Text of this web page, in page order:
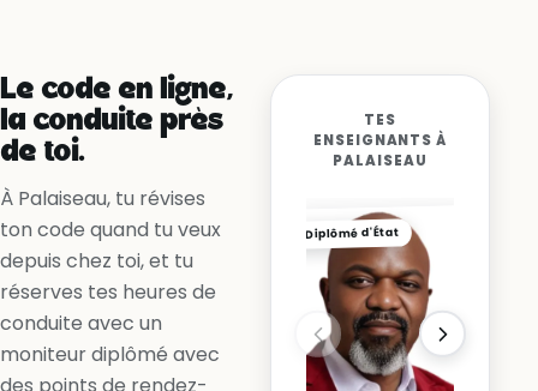
Oui, en accélérant
Le code en ligne,
la conduite près
de toi.
À Palaiseau, tu révises
ton code quand tu veux
depuis chez toi, et tu
réserves tes heures de
conduite avec un
moniteur diplômé avec
TES
ENSEIGNANTS À
PALAISEAU
Diplômé d'État